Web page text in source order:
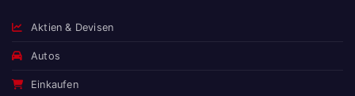
Aktien & Devisen
Autos
Einkaufen